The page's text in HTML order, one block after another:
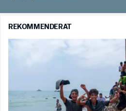
REKOMMENDERAT